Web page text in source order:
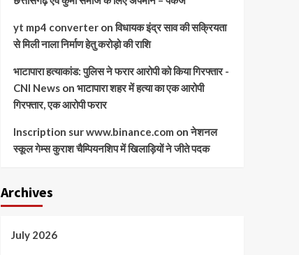
yt mp4 converteronविधायक इंद्र साव की सक्रियता
से मिली नाला निर्माण हेतु करोड़ो की राशि
भाटापारा हत्याकांड: पुलिस ने फरार आरोपी को किया गिरफ्तार -
CNI Newson भाटापारा शहर में हत्या का एक आरोपी
गिरफ्तार, एक आरोपी फरार
Inscription sur www.binance.com onनेशनल
स्कूल गेम्स कुराश चैम्पियनशिप में खिलाड़ियों ने जीते पदक
Archives
July 2026